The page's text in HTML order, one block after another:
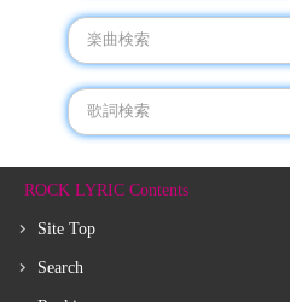
ROCK LYRIC Contents
Site Top
Search